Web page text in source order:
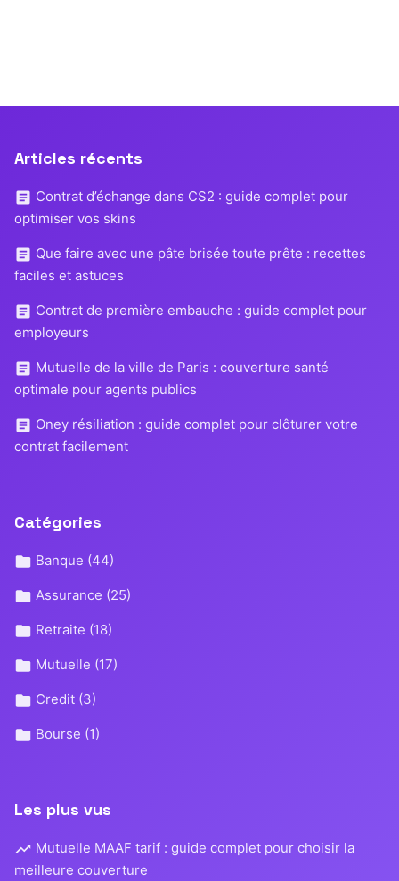
Articles récents
Contrat d’échange dans CS2 : guide complet pour
optimiser vos skins
Que faire avec une pâte brisée toute prête : recettes
faciles et astuces
Contrat de première embauche : guide complet pour
employeurs
Mutuelle de la ville de Paris : couverture santé
optimale pour agents publics
Oney résiliation : guide complet pour clôturer votre
contrat facilement
Catégories
Banque (44)
Assurance (25)
Retraite (18)
Mutuelle (17)
Credit (3)
Bourse (1)
Les plus vus
Mutuelle MAAF tarif : guide complet pour choisir la
meilleure couverture